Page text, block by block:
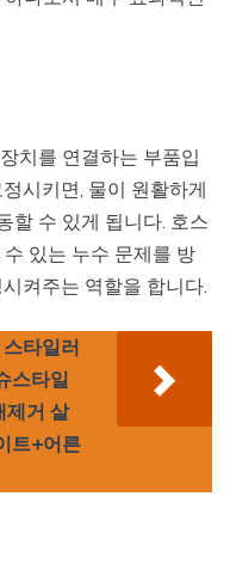
치를 연결하는 부품입
시키면, 물이 원활하게
할 수 있게 됩니다. 호스
있는 누수 문제를 방
켜주는 역할을 합니다.
타일러
스타일
제거 살
트+어른